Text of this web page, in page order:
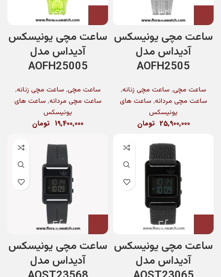
ساعت مچی یونیسکس
آدیداس مدل
AOFH2505
ساعت مچی, ساعت مچی زنانه,
ساعت مچی مردانه, ساعت های
یونیسکس
25,900,000 تومان
ساعت مچی یونیسکس
آدیداس مدل
AOFH25005
ساعت مچی, ساعت مچی زنانه,
ساعت مچی مردانه, ساعت های
یونیسکس
19,400,000 تومان
ساعت مچی یونیسکس
آدیداس مدل
ساعت مچی یونیسکس
آدیداس مدل